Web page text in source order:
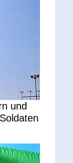
und